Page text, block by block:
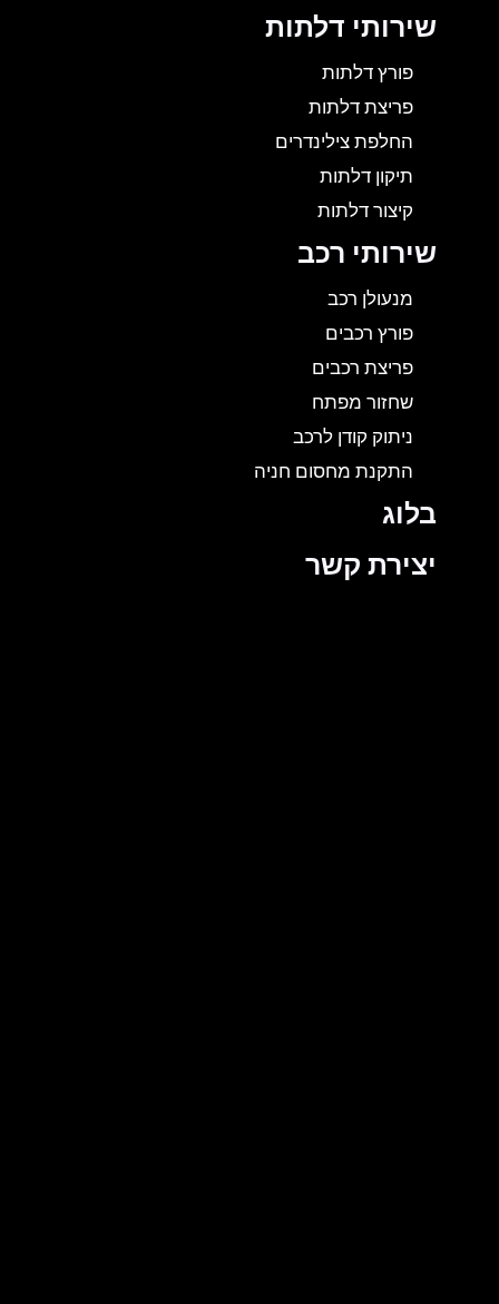
שירותי דלתות
פורץ דלתות
פריצת דלתות
החלפת צילינדרים
תיקון דלתות
קיצור דלתות
שירותי רכב
מנעולן רכב
פורץ רכבים
פריצת רכבים
שחזור מפתח
ניתוק קודן לרכב
התקנת מחסום חניה
בלוג
יצירת קשר